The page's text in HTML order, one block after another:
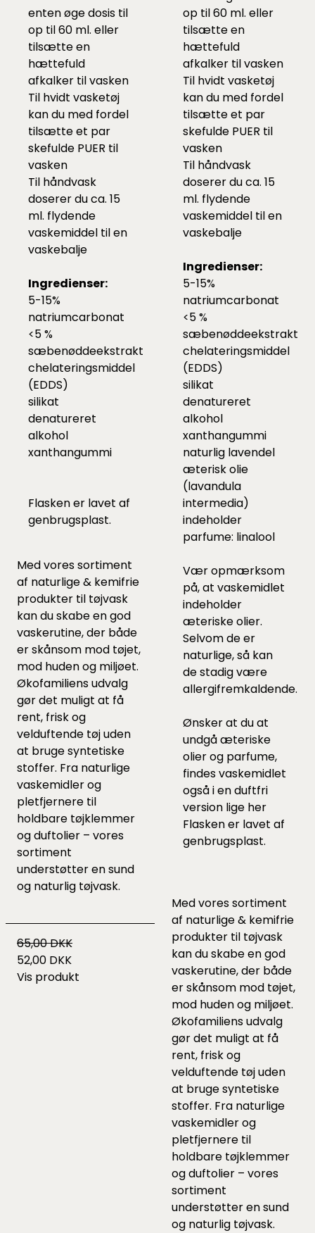
enten øge dosis til
op til 60 ml. eller
tilsætte en
hættefuld
afkalker til vasken
Til hvidt vasketøj
kan du med fordel
tilsætte et par
skefulde PUER til
vasken
Til håndvask
doserer du ca. 15
ml. flydende
vaskemiddel til en
vaskebalje
Ingredienser:
5-15%
natriumcarbonat
<5 %
sæbenøddeekstrakt
chelateringsmiddel
(EDDS)
silikat
denatureret
alkohol
xanthangummi
Flasken er lavet af
genbrugsplast.
Med vores sortiment
af naturlige & kemifrie
produkter til tøjvask
kan du skabe en god
vaskerutine, der både
er skånsom mod tøjet,
mod huden og miljøet.
Økofamiliens udvalg
gør det muligt at få
rent, frisk og
velduftende tøj uden
at bruge syntetiske
stoffer. Fra naturlige
vaskemidler og
pletfjernere til
holdbare tøjklemmer
og duftolier – vores
sortiment
understøtter en sund
og naturlig tøjvask.
65,00 DKK
52,00 DKK
Vis produkt
op til 60 ml. eller
tilsætte en
hættefuld
afkalker til vasken
Til hvidt vasketøj
kan du med fordel
tilsætte et par
skefulde PUER til
vasken
Til håndvask
doserer du ca. 15
ml. flydende
vaskemiddel til en
vaskebalje
Ingredienser:
5-15%
natriumcarbonat
<5 %
sæbenøddeekstrakt
chelateringsmiddel
(EDDS)
silikat
denatureret
alkohol
xanthangummi
naturlig lavendel
æterisk olie
(lavandula
intermedia)
indeholder
parfume: linalool
Vær opmærksom
på, at vaskemidlet
indeholder
æteriske olier.
Selvom de er
naturlige, så kan
de stadig være
allergifremkaldende.
Ønsker at du at
undgå æteriske
olier og parfume,
findes vaskemidlet
også i en duftfri
version lige her
Flasken er lavet af
genbrugsplast.
Med vores sortiment
af naturlige & kemifrie
produkter til tøjvask
kan du skabe en god
vaskerutine, der både
er skånsom mod tøjet,
mod huden og miljøet.
Økofamiliens udvalg
gør det muligt at få
rent, frisk og
velduftende tøj uden
at bruge syntetiske
stoffer. Fra naturlige
vaskemidler og
pletfjernere til
holdbare tøjklemmer
og duftolier – vores
sortiment
understøtter en sund
og naturlig tøjvask.